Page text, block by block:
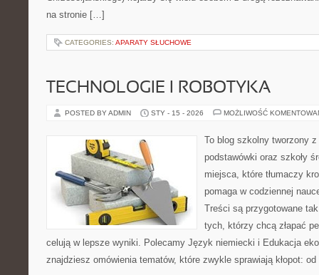
na stronie […]
CATEGORIES: APARATY SŁUCHOWE
TECHNOLOGIE I ROBOTYKA
POSTED BY ADMIN STY - 15 - 2026 MOŻLIWOŚĆ
To blog szkolny tworzony
podstawówki oraz szkoły
miejsca, które tłumaczy
pomaga w codziennej
Treści są przygotowane
tych, którzy chcą złapać
celują w lepsze wyniki. Polecamy Język niemiecki i Edukacja
znajdziesz omówienia tematów, które zwykle sprawiają kłopot: